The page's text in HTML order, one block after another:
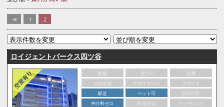
<< 1 2
ロイジェントパークス四ツ谷
新築 タワー
低層
分譲賃貸
デザイナーズ
ブランド
駅近
ペット可
SOHO可
仲介料ゼロ
礼金ゼロ
フリーレント